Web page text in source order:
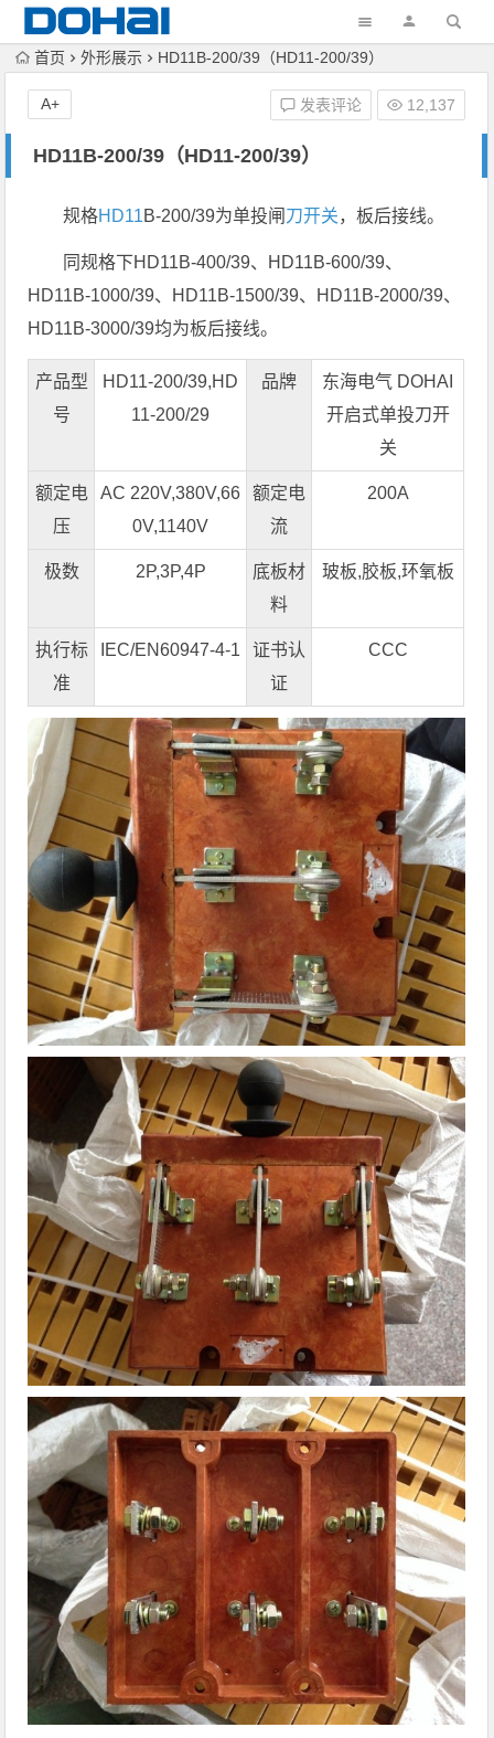
首页 外形展示 HD11B-200/39（HD11-200/39）
HD11B-200/39（HD11-200/39）
发表评论 12,137
A+
规格HD11B-200/39为单投闸 刀开关，板后接线。
同规格下HD11B-400/39、HD11B-600/39、
HD11B-1000/39、HD11B-1500/39、HD11B-2000/39、
HD11B-3000/39均为板后接线。
产品型
号
HD11-200/39,HD
11-200/29
品牌
东海电气 DOHAI
开启式单投刀开
关
额定电
压
AC 220V,380V,66
0V,1140V
额定电
流
200A
极数 2P,3P,4P
底板材
料
玻板,胶板,环氧板
执行标
准
IEC/EN60947-4-1
证书认
证
CCC